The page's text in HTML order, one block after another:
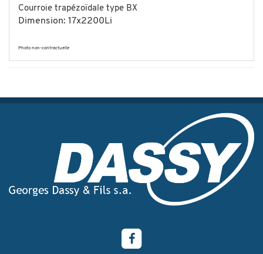
Courroie trapézoïdale type BX
Dimension: 17x2200Li
Photo non-contractuelle